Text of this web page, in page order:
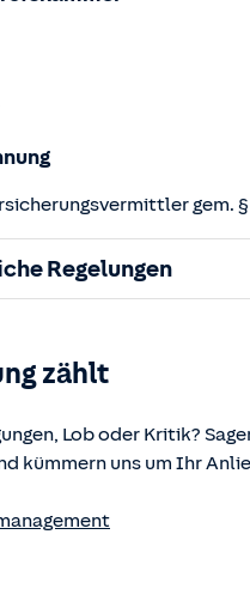
gem. §
Regelungen
über den
(VAG)
die
internet.de
zählt
Lob oder Kritik?
kümmern uns um Ihr